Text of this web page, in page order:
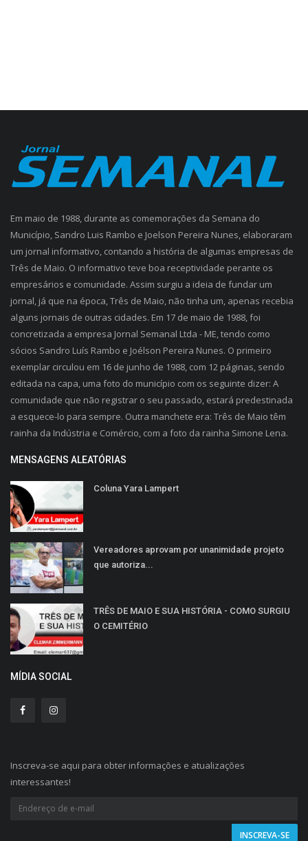
Em maio de 1988, durante as comemorações da Semana do
Município, Sandro Luis Rambo e Joelson Pereira Nunes, elaboraram
um jornal informativo, contando a história de algumas empresas de
Três de Maio. O informativo teve boa receptividade perante os
empresários e comunidade. Assim surgiu a ideia de fundar um
jornal, já que na época, Três de Maio, não tinha um, apenas recebia
alguns jornais de outras cidades. Em 17 de maio de 1988, foi
concretizada a empresa Jornal Semanal Ltda - ME, tendo como
sócios Sandro Luís Rambo e Joélson Pereira Nunes. O primeiro
exemplar circulou em 16 de junho de 1988, com 12 páginas, sendo
editada na capa, uma foto do município com os seguinte dizer: A
comunidade que não registrar o seu passado, estará predestinada
a esquece-lo para sempre. Outra manchete era: Três de Maio têm
rainha da Indústria e Comércio, com a foto da rainha Simone Lena.
MENSAGENS ALEATÓRIAS
Coluna Yara Lampert
Vereadores aprovam por unanimidade projeto
que autoriza...
TRÊS DE MAIO E SUA HISTÓRIA - COMO SURGIU
O CEMITÉRIO
MÍDIA SOCIAL
Inscreva-se aqui para obter informações e atualizações
interessantes!